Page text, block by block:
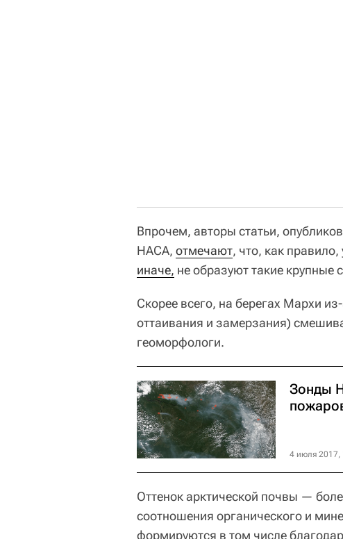
Впрочем, авторы статьи,
НАСА, отмечают, что, как
иначе, не образуют такие крупные
Скорее всего, на берегах Мархи
оттаивания и замерзания)
геоморфологи.
Зонды
4 июля 2017,
Оттенок арктической почвы —
соотношения органического и
формируются в том числе